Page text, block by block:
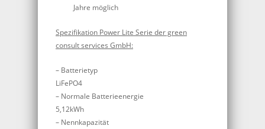
Jahre möglich
Spezifikation Power Lite Serie der green
consult services GmbH:
– Batterietyp
LiFePO4
– Normale Batterieenergie
5,12kWh
– Nennkapazität